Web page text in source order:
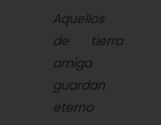
Aquellos
de tierra
amiga
guardan
eterno